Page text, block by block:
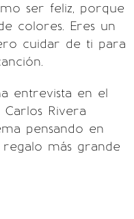
ser feliz, porque
colores. Eres un
cuidar de ti para
entrevista en el
Carlos Rivera
pensando en
más grande